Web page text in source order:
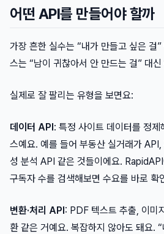
어떤 API를 만들어야 할까
가장 흔한 실수는 “내가 만들고 싶은 걸
스는 “남이 귀찮아서 안 만드는 걸” 대
실제로 잘 팔리는 유형을 보면요:
데이터 API: 특정 사이트 데이터를 정
스예요. 예를 들어 부동산 실거래가
성 분석 API 같은 것들이에요.
구독자 수를 검색해보면 수요를 바로 확
변환·처리 API: PDF 텍스트 추출, 이미
환 같은 거예요. 복잡하지 않아도 돼요.